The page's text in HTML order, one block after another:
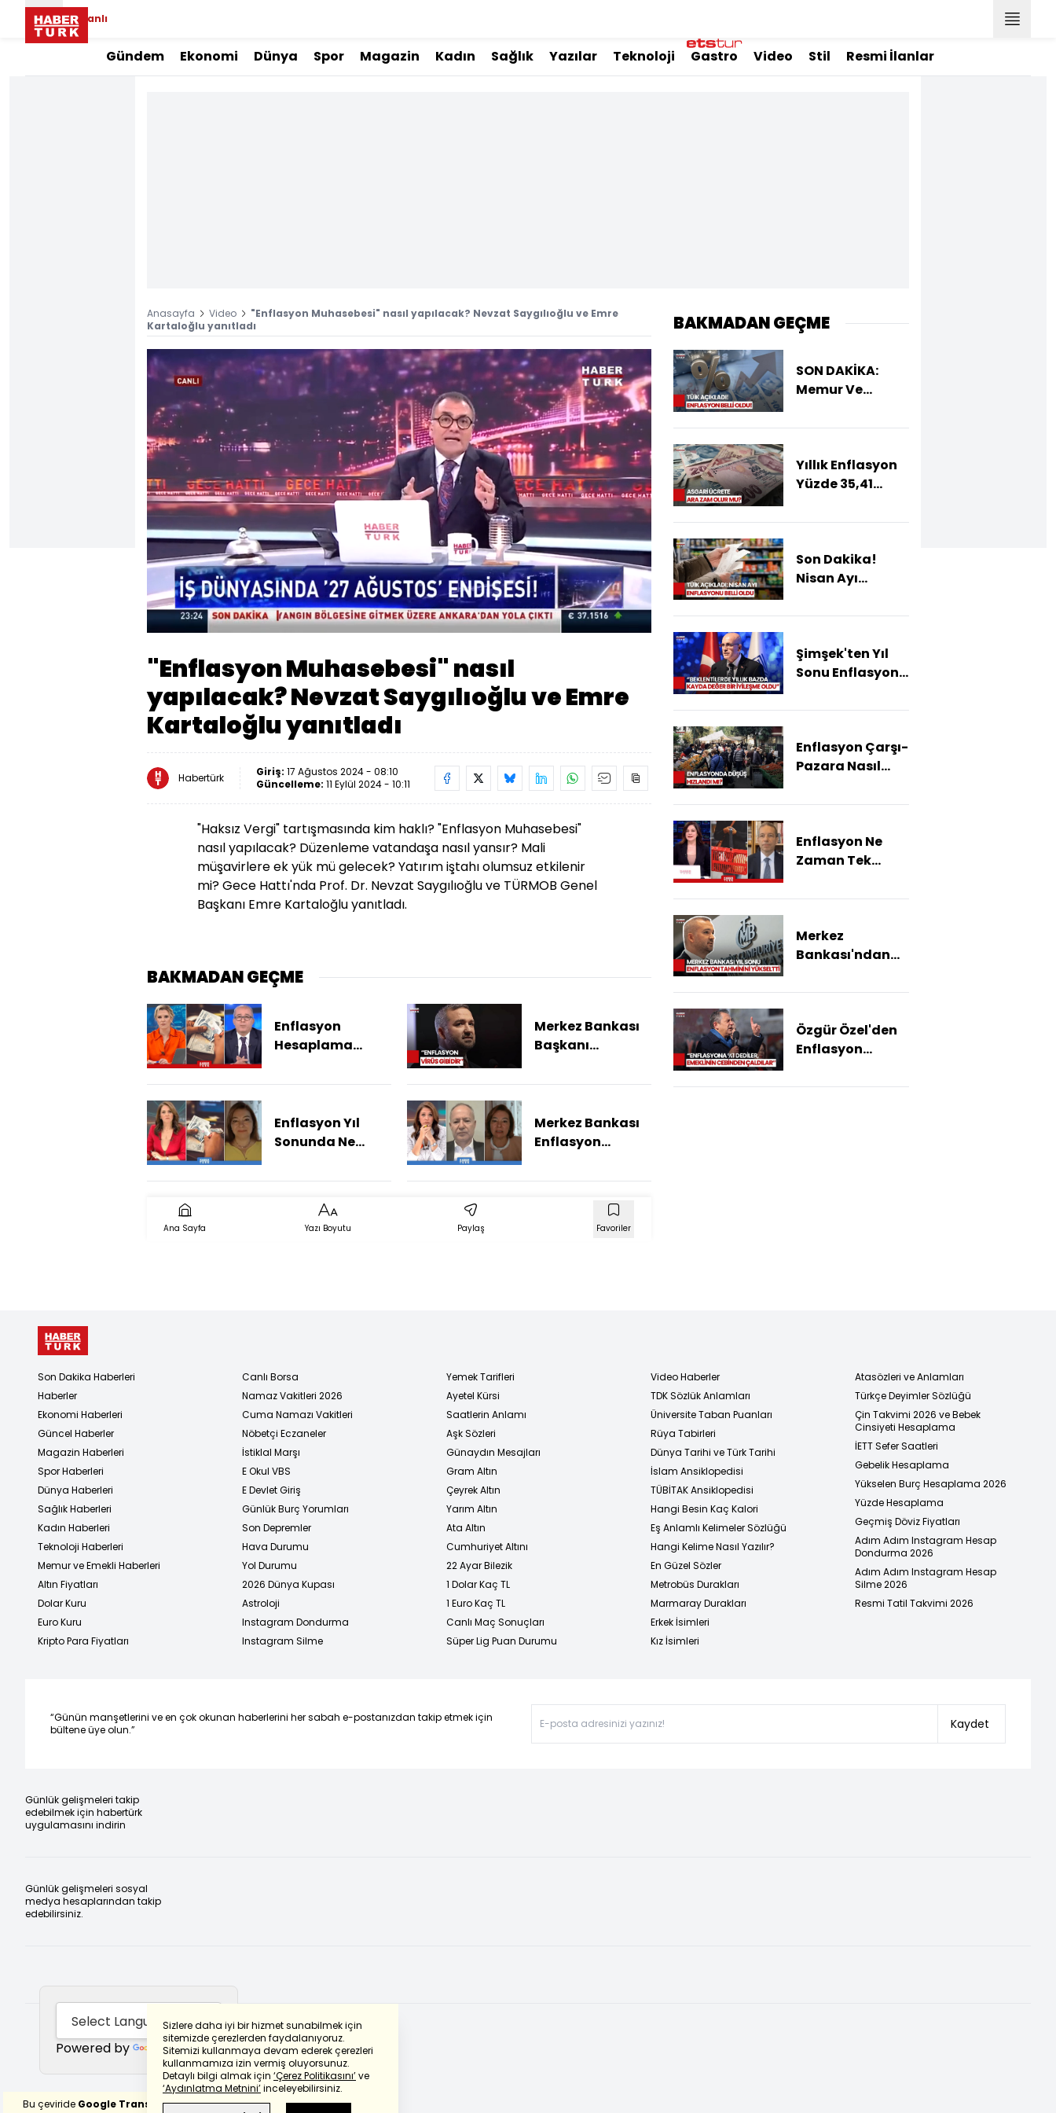
Canlı
Gündem Ekonomi Dünya Spor Magazin Kadın Sağlık Yazılar Teknoloji Gastro Video Stil Resmi İlanlar
Anasayfa Video
"Enflasyon Muhasebesi" nasıl yapılacak? Nevzat Saygılıoğlu ve Emre
Kartaloğlu yanıtladı
Sesi
Yüklendi:
5.89%
Oynatma
"Enflasyon Muhasebesi" nasıl
yapılacak? Nevzat Saygılıoğlu ve Emre
Kartaloğlu yanıtladı
Habertürk Giriş: 17 Ağustos 2024 - 08:10
Güncelleme: 11 Eylül 2024 - 10:11
"Haksız Vergi" tartışmasında kim haklı? "Enflasyon Muhasebesi"
nasıl yapılacak? Düzenleme vatandaşa nasıl yansır? Mali
müşavirlere ek yük mü gelecek? Yatırım iştahı olumsuz etkilenir
mi? Gece Hattı'nda Prof. Dr. Nevzat Saygılıoğlu ve TÜRMOB Genel
Başkanı Emre Kartaloğlu yanıtladı.
BAKMADAN GEÇME
Enflasyon
Hesaplama
Değişiyor! Yeni
Neleri
Değiştirecek?
Merkez Bankası
Başkanı
Enflasyon
Enflasyon Yıl
Sonunda Ne
Merkez Bankası
Enflasyon
Tutturabilecek
Ana Sayfa Yazı Boyutu Paylaş Favoriler
BAKMADAN GEÇME
SON DAKİKA:
Memur Ve
Netleşti!
Rakamları
Açıklandı
Yıllık Enflasyon
Yüzde 35,41
Enflasyonda
Zaman Ulaşılır?
Son Dakika!
Nisan Ayı
Açıklandı
Şimşek'ten Yıl
Sonu Enflasyon
Beklentimiz
Tahmin
Aralığında
Enflasyon Çarşı-
Pazara Nasıl
Enflasyon Ne
Zaman Tek
Merkez
Bankası'ndan
Enflasyon
Özgür Özel'den
Enflasyon
Lira Emekli
Sizlere daha iyi bir hizmet sunabilmek için
sitemizde çerezlerden faydalanıyoruz.
Sitemizi kullanmaya devam ederek çerezleri
kullanmamıza izin vermiş oluyorsunuz.
Detaylı bilgi almak için ‘Çerez Politikasını’ve
‘Aydınlatma Metnini’inceleyebilirsiniz.
Son Dakika Haberleri
Haberler
Ekonomi Haberleri
Güncel Haberler
Magazin Haberleri
Spor Haberleri
Dünya Haberleri
Sağlık Haberleri
Kadın Haberleri
Teknoloji Haberleri
Memur ve Emekli Haberleri
Altın Fiyatları
Dolar Kuru
Euro Kuru
Kripto Para Fiyatları
Canlı Borsa
Namaz Vakitleri 2026
Cuma Namazı Vakitleri
Nöbetçi Eczaneler
İstiklal Marşı
E Okul VBS
E Devlet Giriş
Günlük Burç Yorumları
Son Depremler
Hava Durumu
Yol Durumu
2026 Dünya Kupası
Astroloji
Instagram Dondurma
Instagram Silme
Yemek Tarifleri
Ayetel Kürsi
Saatlerin Anlamı
Aşk Sözleri
Günaydın Mesajları
Gram Altın
Çeyrek Altın
Yarım Altın
Ata Altın
Cumhuriyet Altını
22 Ayar Bilezik
1 Dolar Kaç TL
1 Euro Kaç TL
Canlı Maç Sonuçları
Süper Lig Puan Durumu
Video Haberler
TDK Sözlük Anlamları
Üniversite Taban Puanları
Rüya Tabirleri
Dünya Tarihi ve Türk Tarihi
İslam Ansiklopedisi
TÜBİTAK Ansiklopedisi
Hangi Besin Kaç Kalori
Eş Anlamlı Kelimeler Sözlüğü
Hangi Kelime Nasıl Yazılır?
En Güzel Sözler
Metrobüs Durakları
Marmaray Durakları
Erkek İsimleri
Kız İsimleri
Atasözleri ve Anlamları
Türkçe Deyimler Sözlüğü
Çin Takvimi 2026 ve Bebek
Cinsiyeti Hesaplama
İETT Sefer Saatleri
Gebelik Hesaplama
Yükselen Burç Hesaplama 2026
Yüzde Hesaplama
Geçmiş Döviz Fiyatları
Adım Adım Instagram Hesap
Dondurma 2026
Adım Adım Instagram Hesap
Silme 2026
Resmi Tatil Takvimi 2026
“Günün manşetlerini ve en çok okunan haberlerini her sabah e-postanızdan takip etmek için
bültene üye olun.”
Kaydet
Günlük gelişmeleri takip
edebilmek için habertürk
uygulamasını indirin
Günlük gelişmeleri sosyal
medya hesaplarından takip
edebilirsiniz.
Powered by Translate
Bu çeviride Google Transletekullanılmıştır.